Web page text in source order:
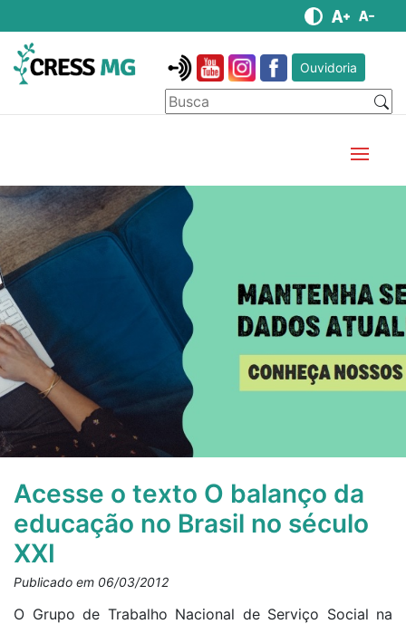
Ouvidoria
Acesse o texto O balanço da
educação no Brasil no século
XXI
Publicado em 06/03/2012
O Grupo de Trabalho Nacional de Serviço Social na